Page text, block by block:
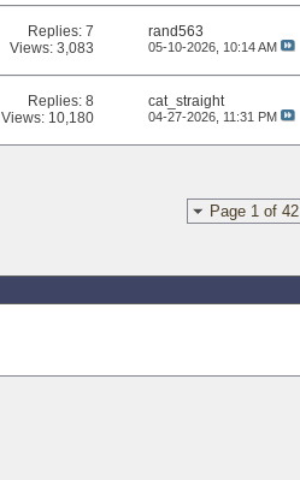
Replies:7
Views: 3,083
rand563
05-10-2026, 10:14 AM
Replies:8
Views: 10,180
cat_straight
04-27-2026, 11:31 PM
Page 1 of 42